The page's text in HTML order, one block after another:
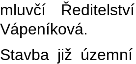
mluvčí
Vápeníková.
Stavba již